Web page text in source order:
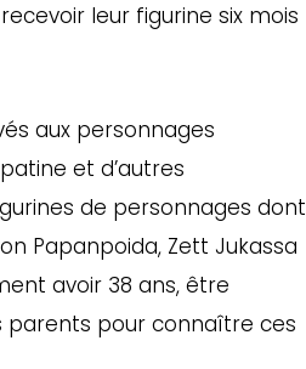
leur figurine six mois
aux personnages
et d’autres
de personnages dont
Papanpoida, Zett Jukassa
avoir 38 ans, être
parents pour connaître ces